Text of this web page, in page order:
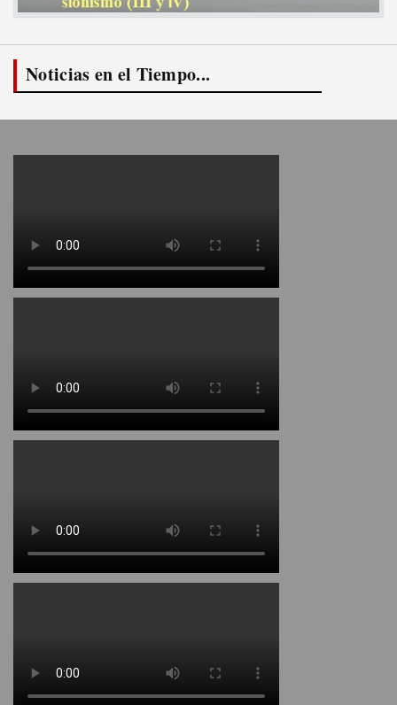
Noticias en el Tiempo...